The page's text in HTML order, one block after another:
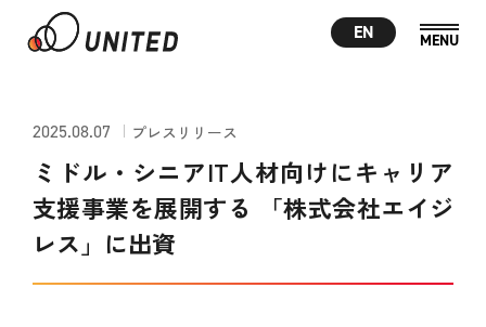
EN
2025.08.07 プレスリリース
ミドル・シニアIT人材向けにキャリア
支援事業を展開する 「株式会社エイジ
レス」に出資